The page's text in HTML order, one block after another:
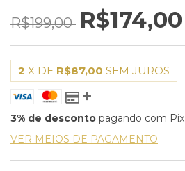
R$199,00 R$174,00
2 X DE R$87,00 SEM JUROS
3% de desconto pagando com Pix
VER MEIOS DE PAGAMENTO